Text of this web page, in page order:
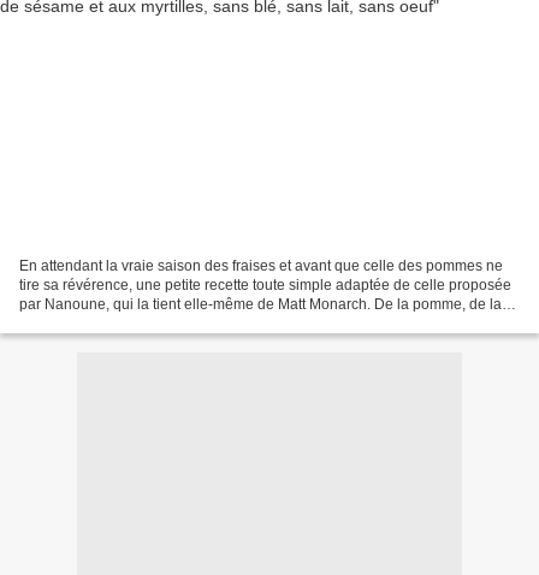
En attendant la vraie saison des fraises et avant que celle des pommes ne
tire sa révérence, une petite recette toute simple adaptée de celle proposée
par Nanoune, qui la tient elle-même de Matt Monarch. De la pomme, de la